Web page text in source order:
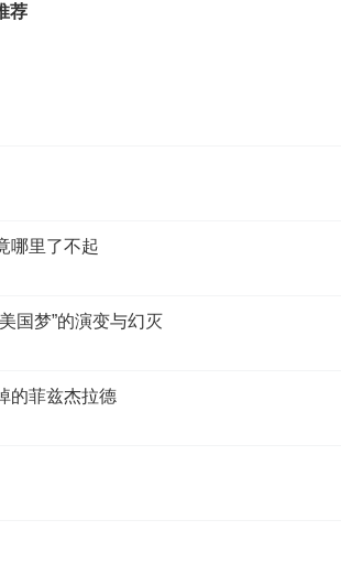
荐
哪里了不起
国梦”的演变与幻灭
的菲兹杰拉德